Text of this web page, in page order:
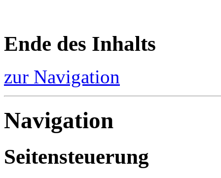
Ende des Inhalts
zur Navigation
Navigation
Seitensteuerung